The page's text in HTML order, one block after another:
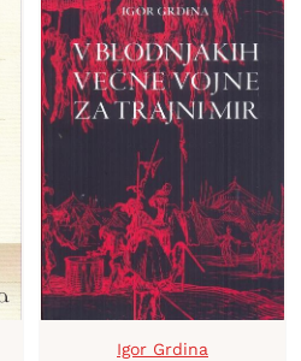
Igor Grdina